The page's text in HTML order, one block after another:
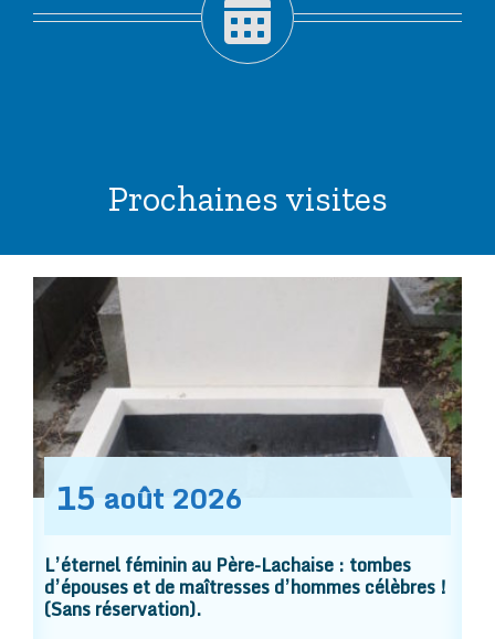
Prochaines visites
15 août 2026
L’éternel féminin au Père-Lachaise : tombes
d’épouses et de maîtresses d’hommes célèbres !
(Sans réservation).